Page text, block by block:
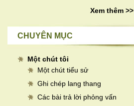
Xem thêm >>
CHUYÊN MỤC
Một chút tôi
Một chút tiểu sử
Ghi chép lang thang
Các bài trả lời phỏng vấn